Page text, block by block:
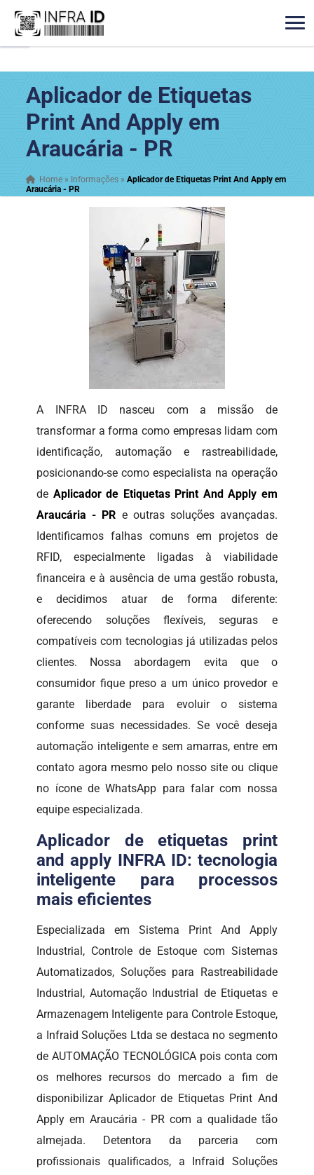
Aplicador de Etiquetas
Print And Apply em
Araucária - PR
Home » Informações »Aplicador de Etiquetas Print And Apply em
Araucária - PR
A INFRA ID nasceu com a missão de
transformar a forma como empresas lidam com
identificação, automação e rastreabilidade,
posicionando-se como especialista na operação
de Aplicador de Etiquetas Print And Apply em
Araucária - PR e outras soluções avançadas.
Identificamos falhas comuns em projetos de
RFID, especialmente ligadas à viabilidade
financeira e à ausência de uma gestão robusta,
e decidimos atuar de forma diferente:
oferecendo soluções flexíveis, seguras e
compatíveis com tecnologias já utilizadas pelos
clientes. Nossa abordagem evita que o
consumidor fique preso a um único provedor e
garante liberdade para evoluir o sistema
conforme suas necessidades. Se você deseja
automação inteligente e sem amarras, entre em
contato agora mesmo pelo nosso site ou clique
no ícone de WhatsApp para falar com nossa
equipe especializada.
Aplicador de etiquetas print
and apply INFRA ID: tecnologia
inteligente para processos
mais eficientes
Especializada em Sistema Print And Apply
Industrial, Controle de Estoque com Sistemas
Automatizados, Soluções para Rastreabilidade
Industrial, Automação Industrial de Etiquetas e
Armazenagem Inteligente para Controle Estoque,
a Infraid Soluções Ltda se destaca no segmento
de AUTOMAÇÃO TECNOLÓGICA pois conta com
os melhores recursos do mercado a fim de
disponibilizar Aplicador de Etiquetas Print And
Apply em Araucária - PR com a qualidade tão
almejada. Detentora da parceria com
profissionais qualificados, a Infraid Soluções